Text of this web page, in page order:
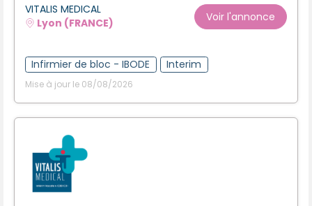
VITALIS MEDICAL
Lyon (FRANCE)
Voir l'annonce
Infirmier de bloc - IBODE Interim
Mise à jour le 08/08/2026